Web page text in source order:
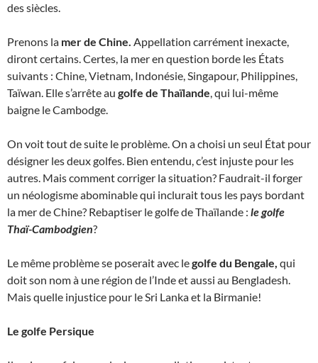
des siècles.
Prenons la mer de Chine. Appellation carrément inexacte,
diront certains. Certes, la mer en question borde les États
suivants : Chine, Vietnam, Indonésie, Singapour, Philippines,
Taïwan. Elle s’arrête au golfe de Thaïlande, qui lui-même
baigne le Cambodge.
On voit tout de suite le problème. On a choisi un seul État pour
désigner les deux golfes. Bien entendu, c’est injuste pour les
autres. Mais comment corriger la situation? Faudrait-il forger
un néologisme abominable qui inclurait tous les pays bordant
la mer de Chine? Rebaptiser le golfe de Thaïlande : le golfe
Thaï-Cambodgien?
Le même problème se poserait avec legolfe du Bengale, qui
doit son nom à une région de l’Inde et aussi au Bengladesh.
Mais quelle injustice pour le Sri Lanka et la Birmanie!
Le golfe Persique